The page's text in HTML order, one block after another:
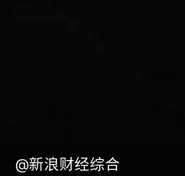
@新浪财经综合